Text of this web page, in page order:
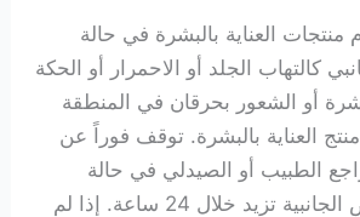
العناية بالبشرة في حالة
كالتهاب الجلد أو الاحمرار أو الحكة
أو الشعور بحرقان في المنطقة
العناية بالبشرة. توقف فوراً عن
الطبيب أو الصيدلي في حالة
شعرت أن الأعراض الجانبية تزيد خلال 24 ساعة. إذا لم